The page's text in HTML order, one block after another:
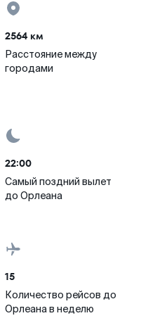
2564 км
Расстояние между
городами
22:00
Самый поздний вылет
до Орлеана
15
Количество рейсов до
Орлеана в неделю